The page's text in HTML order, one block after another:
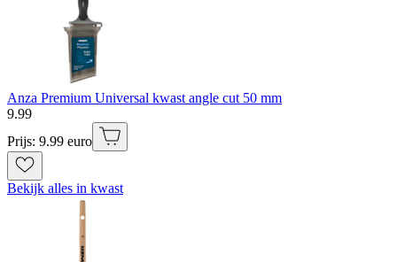
Anza Premium Universal kwast angle cut 50 mm
9.99
Prijs: 9.99 euro
Bekijk alles in kwast